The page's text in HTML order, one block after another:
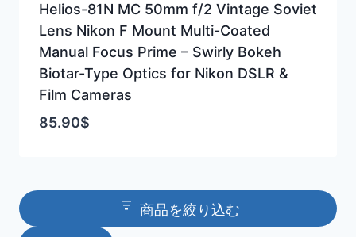
Helios-81N MC 50mm f/2 Vintage Soviet
Lens Nikon F Mount Multi-Coated
Manual Focus Prime – Swirly Bokeh
Biotar-Type Optics for Nikon DSLR &
Film Cameras
85.90$
商品を絞り込む